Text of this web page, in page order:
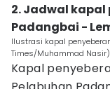
2. Jadwal
Padangbai -
Ilustrasi kapal
Times/Muhammad Nasir)
Kapal